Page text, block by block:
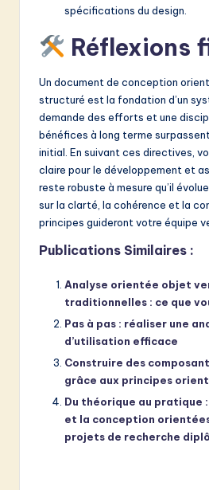
spécifications du design.
Réflexions
Un document de conception
structuré est la fondation d’un
demande des efforts et une
bénéfices à long terme
initial. En suivant ces directives,
claire pour le développement et
reste robuste à mesure qu’il
sur la clarté, la cohérence et la
principes guideront votre équipe
Publications Similaires :
Analyse orientée objet
traditionnelles : ce que
Pas à pas : réaliser une
d’utilisation efficace
Construire des
grâce aux principes
Du théorique au pratique
et la conception
projets de recherche